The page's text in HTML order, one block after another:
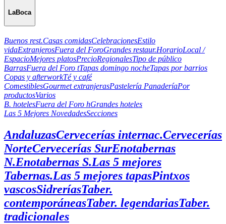
LaBoca
Buenos rest.Casas comidasCelebracionesEstilo
vidaExtranjerosFuera del ForoGrandes restaur.HorarioLocal /
EspacioMejores platosPrecioRegionalesTipo de público
BarrasFuera del Foro tTapas domingo nocheTapas por barrios
Copas y afterworkTé y café
ComestiblesGourmet extranjerasPastelería PanaderíaPor
productosVarios
B. hotelesFuera del Foro hGrandes hoteles
Las 5 Mejores NovedadesSecciones
AndaluzasCervecerías internac.Cervecerías
NorteCervecerías SurEnotabernas
N.Enotabernas S.Las 5 mejores
Tabernas.Las 5 mejores tapasPintxos
vascosSidreríasTaber.
contemporáneasTaber. legendariasTaber.
tradicionales